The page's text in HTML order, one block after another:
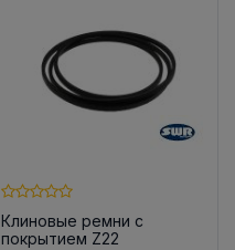
Клиновые ремни с
покрытием Z22